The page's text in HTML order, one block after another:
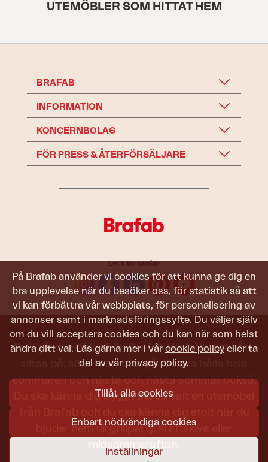
På Brafab använder vi cookies för att kunna ge dig en
bra upplevelse när du besöker oss, för statistik så att
vi kan förbättra vår webbplats, för personalisering av
annonser samt i marknadsföringssyfte. Du väljer själv
om du vill acceptera cookies och du kan när som helst
ändra ditt val. Läs gärna mer i vår cookie policy eller ta
del av vår privacy policy.
Tillåt alla cookies
Enbart nödvändiga cookies
Inställningar
UTEMÖBLER SOM HITTAT HEM
BRAFAB
INFORMATION
KONCERNBOLAG
FÖR PRESS & ÅTERFÖRSÄLJARE
Let's be social!
Trädgårdsmöbler från Brafab ska hålla att både
slitas på, sitta i och titta på. De ska hålla hela
sommaren och nästa och nästa sommar också.
Du ska känna dig trygg i att du valt en utemöbel
bjuder hem till grillparty, kräftskiva eller